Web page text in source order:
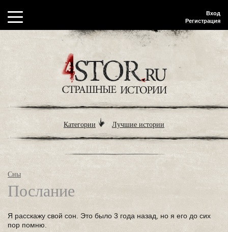
Вход
Регистрация
Категории Лучшие истории
Сны
Послание
Я расскажу свой сон. Это было 3 года назад, но я его до сих
пор помню.